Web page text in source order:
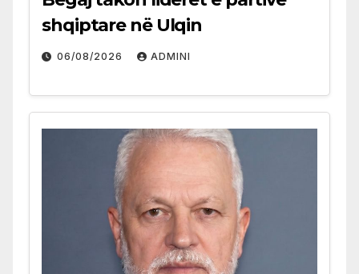
shqiptare në Ulqin
06/08/2026 ADMINI